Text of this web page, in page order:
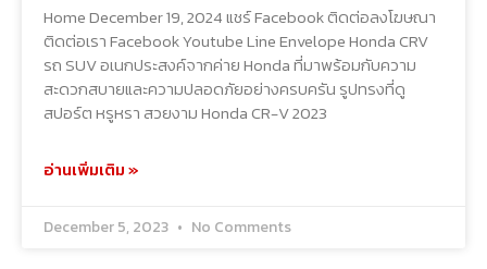
Home December 19, 2024 แชร์ Facebook ติดต่อลงโฆษณา
ติดต่อเรา Facebook Youtube Line Envelope Honda CRV
รถ SUV อเนกประสงค์จากค่าย Honda ที่มาพร้อมกับความ
สะดวกสบายและความปลอดภัยอย่างครบครัน รูปทรงที่ดู
สปอร์ต หรูหรา สวยงาม Honda CR-V 2023
อ่านเพิ่มเติม »
December 5, 2023 No Comments